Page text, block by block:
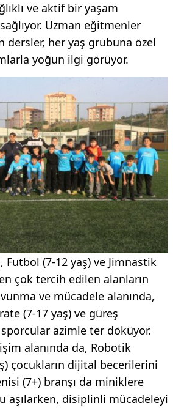
ve aktif bir yaşam
Uzman eğitmenler
dersler, her yaş grubuna özel
yoğun ilgi görüyor.
Futbol (7-12 yaş) ve Jimnastik
çok tercih edilen alanların
ve mücadele alanında,
(7-17 yaş) ve güreş
azimle ter döküyor.
alanında da, Robotik
çocukların dijital becerilerini
(7+) branşı da miniklere
aşılarken, disiplinli mücadeleyi